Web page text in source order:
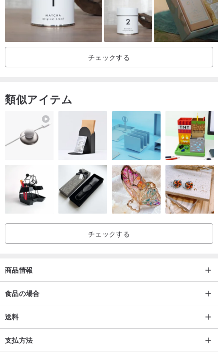
チェックする
類似アイテム
チェックする
商品情報
食品の場合
送料
支払方法